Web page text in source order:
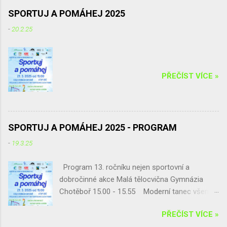
v přehazované...
SPORTUJ A POMÁHEJ 2025
- 20.2.25
PŘEČÍST VÍCE »
SPORTUJ A POMÁHEJ 2025 - PROGRAM
- 19.3.25
Program 13. ročníku nejen sportovní a
dobročinné akce Malá tělocvična Gymnázia
Chotěboř 15.00 - 15.55 Moderní tanec všem
- 16.55 Cvičená pro dětí a rodiče (Andrea
PŘEČÍST VÍCE »